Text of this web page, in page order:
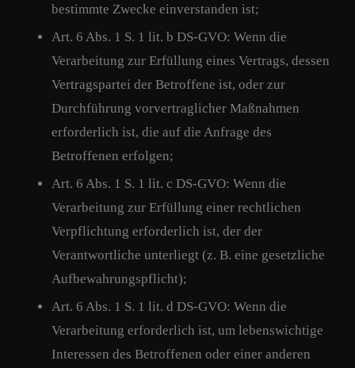
bestimmte Zwecke einverstanden ist;
Art. 6 Abs. 1 S. 1 lit. b DS-GVO: Wenn die
Verarbeitung zur Erfüllung eines Vertrags, dessen
Vertragspartei der Betroffene ist, oder zur
Durchführung vorvertraglicher Maßnahmen
erforderlich ist, die auf die Anfrage des
Betroffenen erfolgen;
Art. 6 Abs. 1 S. 1 lit. c DS-GVO: Wenn die
Verarbeitung zur Erfüllung einer rechtlichen
Verpflichtung erforderlich ist, der der
Verantwortliche unterliegt (z. B. eine gesetzliche
Aufbewahrungspflicht);
Art. 6 Abs. 1 S. 1 lit. d DS-GVO: Wenn die
Verarbeitung erforderlich ist, um lebenswichtige
Interessen des Betroffenen oder einer anderen